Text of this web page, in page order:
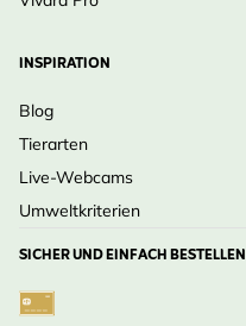
INSPIRATION
Blog
Tierarten
Live-Webcams
Umweltkriterien
SICHER UND EINFACH BESTELLEN